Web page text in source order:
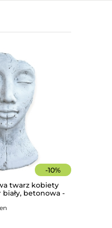
-10%
twarz kobiety
biały, betonowa -